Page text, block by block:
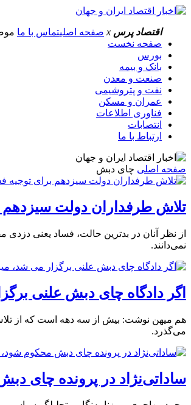
اقتصاد پرس x صفحه اصلیتماس با ما
صفحه نخست
بورس
بانک و بیمه
صنعت و معدن
نفت و پتروشیمی
عمران و مسکن
فناوری اطلاعات
انتصابات
ارتباط با ما
صفحه اصلی چای دبش
تلاش طرفداران دولت سیزدهم
از نظر آنان در بدترین حالت، فساد یعنی
نمی‌دانند.
اگر دادگاه‌ چای دبش علنی
می‌گذرد.
ساداتی‌نژاد در پرونده چای